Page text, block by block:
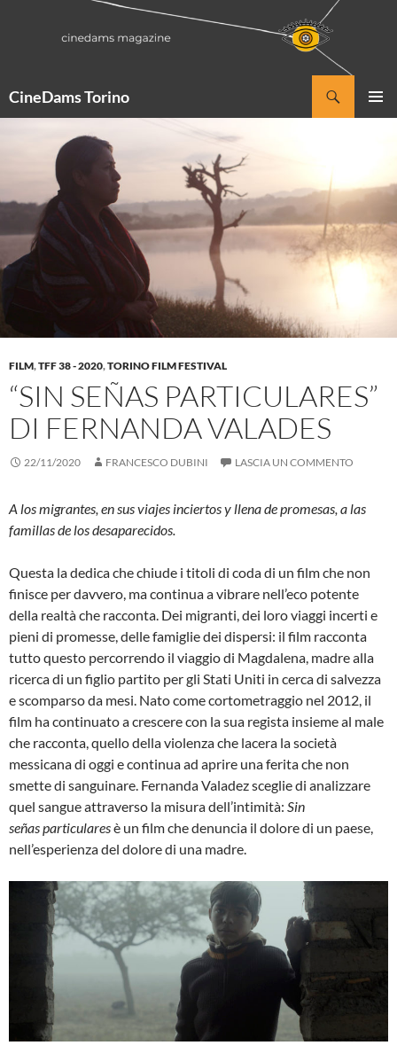
CineDams Torino
FILM,TFF 38 - 2020,TORINO FILM FESTIVAL
“SIN SEÑAS PARTICULARES”
DI FERNANDA VALADES
22/11/2020 FRANCESCO DUBINI LASCIA UN COMMENTO
A los migrantes, en sus viajes inciertos y llena de promesas, a las
famillas de los desaparecidos.
Questa la dedica che chiude i titoli di coda di un film che non
finisce per davvero, ma continua a vibrare nell’eco potente
della realtà che racconta. Dei migranti, dei loro viaggi incerti e
pieni di promesse, delle famiglie dei dispersi: il film racconta
tutto questo percorrendo il viaggio di Magdalena, madre alla
ricerca di un figlio partito per gli Stati Uniti in cerca di salvezza
e scomparso da mesi. Nato come cortometraggio nel 2012, il
film ha continuato a crescere con la sua regista insieme al male
che racconta, quello della violenza che lacera la società
messicana di oggi e continua ad aprire una ferita che non
smette di sanguinare. Fernanda Valadez sceglie di analizzare
quel sangue attraverso la misura dell’intimità: Sin
señasparticularesè un film che denuncia il dolore di un paese,
nell’esperienza del dolore di una madre.